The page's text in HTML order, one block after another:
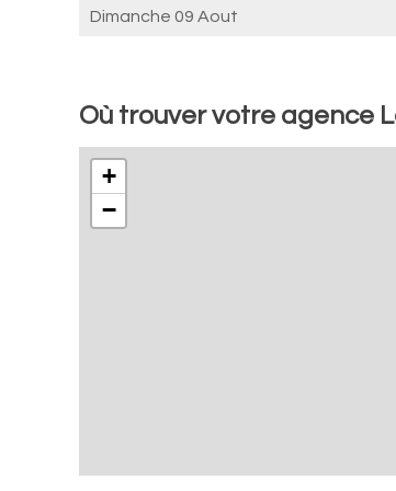
Dimanche 09 Aout
Où trouver votre agence
+
−